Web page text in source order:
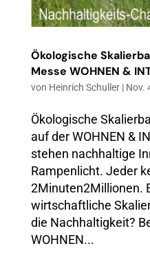
Ökologische
Messe WOHNEN &
von Heinrich Schuller| Nov.
Ökologische
auf der WOHNEN &
stehen nachhaltige
Rampenlicht. Jeder
2Minuten2Millionen.
wirtschaftliche
die Nachhaltigkeit?
WOHNEN...